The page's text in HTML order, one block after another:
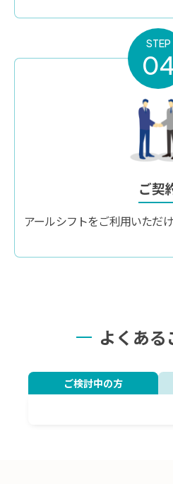
STEP
04
ご契
アールシフトをご利用いただけ
よくある
ご検討中の方